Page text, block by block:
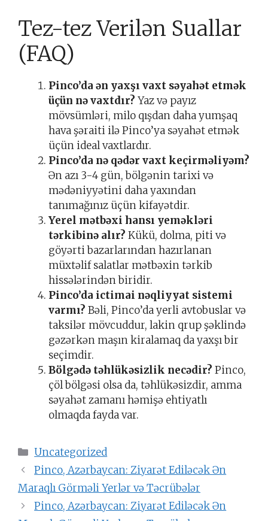
Tez-tez Verilən Suallar
(FAQ)
Pinco’da ən yaxşı vaxt səyahət etmək
üçün nə vaxtdır? Yaz və payız
mövsümləri, milo qışdan daha yumşaq
hava şəraiti ilə Pinco’ya səyahət etmək
üçün ideal vaxtlardır.
Pinco’da nə qədər vaxt keçirməliyəm?
Ən azı 3-4 gün, bölgənin tarixi və
mədəniyyətini daha yaxından
tanımağınız üçün kifayətdir.
Yerel mətbəxi hansı yeməkləri
tərkibinə alır? Kükü, dolma, piti və
göyərti bazarlarından hazırlanan
müxtəlif salatlar mətbəxin tərkib
hissələrindən biridir.
Pinco’da ictimai nəqliyyat sistemi
varmı? Bəli, Pinco’da yerli avtobuslar və
taksilər mövcuddur, lakin qrup şəklində
gəzərkən maşın kiralamaq da yaxşı bir
seçimdir.
Bölgədə təhlükəsizlik necədir? Pinco,
çöl bölgəsi olsa da, təhlükəsizdir, amma
səyahət zamanı həmişə ehtiyatlı
olmaqda fayda var.
Categories
Uncategorized
Pinco, Azərbaycan: Ziyarət Ediləcək Ən
Maraqlı Görməli Yerlər və Təcrübələr
Pinco, Azərbaycan: Ziyarət Ediləcək Ən